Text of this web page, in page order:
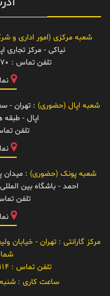
شعبه مرکزی (امور اداری و
نیاکی - مرکز تجاری اپال - طبقه 11
تلفن تماس :
شعبه اپال (حضوری) : تهران -
اپال - طبقه
تلفن
شعبه پونک (حضوری) : میدان
احمد - باشگاه بین
تلفن
مرکز گارانتی : تهران - خیابان
تلفن تماس :
ساعت کاری :شنبه